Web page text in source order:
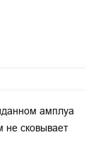
амплуа
не сковывает